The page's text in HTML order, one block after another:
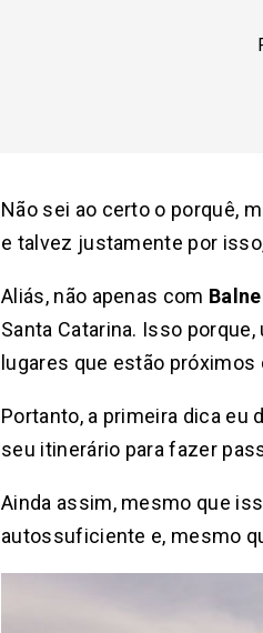
Não sei ao certo o porquê,
e talvez justamente por
Aliás, não apenas com
Santa Catarina. Isso
lugares que estão próximos
Portanto, a primeira dica eu
seu itinerário para fazer
Ainda assim, mesmo que
autossuficiente e, mesmo